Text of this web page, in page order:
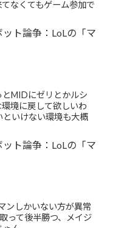
なくてもゲーム参加で
ト論争：LoLの「マ
MIDにゼリとかルシ
境に戻して欲しいわ
いけない環境も大概
ト論争：LoLの「マ
ンしかいない方が異常
って後半勝つ、メイジ